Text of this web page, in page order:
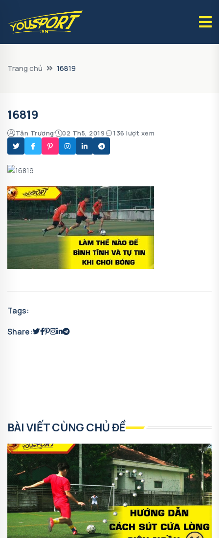
Trang chủ 16819
16819
Tân Trương 02 Th5, 2019 136 lượt xem
Tags:
Share:
BÀI VIẾT CÙNG CHỦ ĐỀ